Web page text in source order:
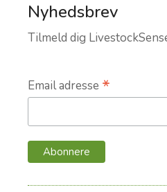
Nyhedsbrev
Tilmeld dig
Email adresse *